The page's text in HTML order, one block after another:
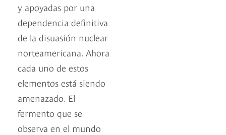
y apoyadas por una
dependencia definitiva
de la disuasión nuclear
norteamericana. Ahora
cada uno de estos
elementos está siendo
amenazado. El
fermento que se
observa en el mundo